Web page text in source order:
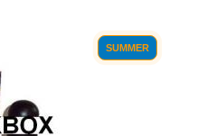
SUMMER